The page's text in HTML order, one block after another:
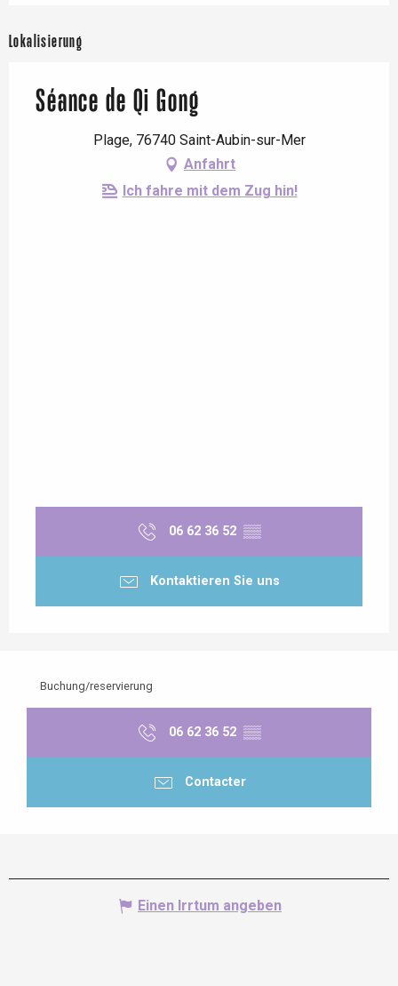
Lokalisierung
Séance de Qi Gong
Plage, 76740 Saint-Aubin-sur-Mer
Anfahrt
Ich fahre mit dem Zug hin!
06 62 36 52 ▒▒
Kontaktieren Sie uns
Buchung/reservierung
06 62 36 52 ▒▒
Contacter
Einen Irrtum angeben